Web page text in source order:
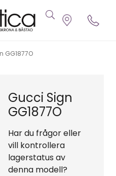
GG1877O
Gucci Sign
GG1877O
Har du frågor eller
vill kontrollera
lagerstatus av
denna modell?